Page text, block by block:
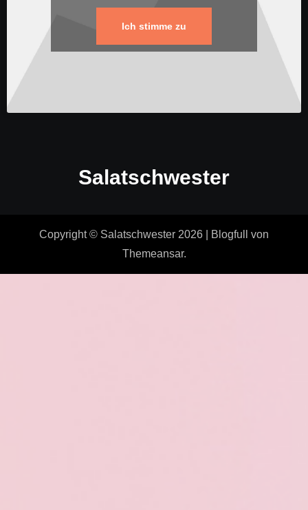
Ich stimme zu
Salatschwester
Copyright © Salatschwester 2026 Blogfull
von
Themeansar.